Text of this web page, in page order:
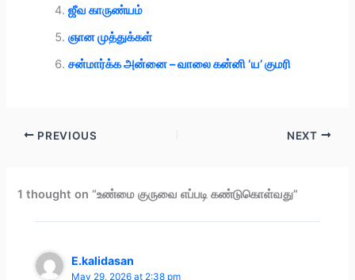
ஜீவ காருண்யம்
ஞான முத்துக்கள்
சன்மார்க்க அன்னை – வாலை கன்னி ‘ய’ குமரி
PREVIOUS NEXT
1 thought on “உண்மை குருவை எப்படி கண்டுகொள்வது”
E.kalidasan
May 29, 2026 at 2:38 pm